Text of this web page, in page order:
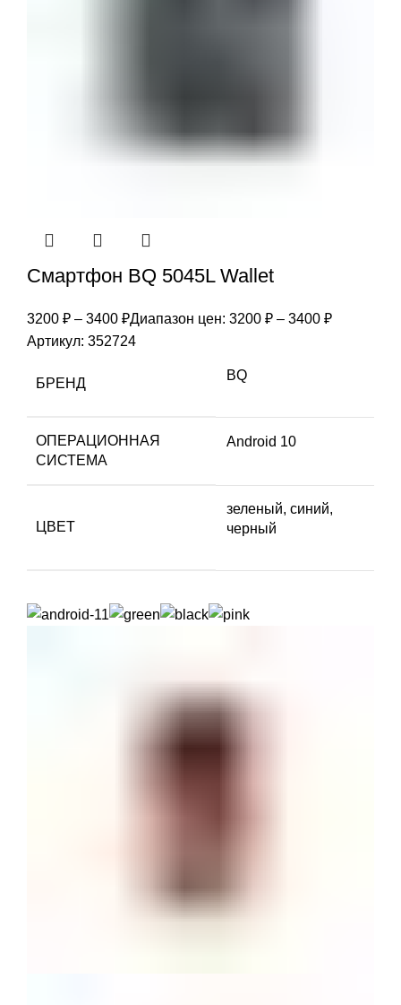
Смартфон BQ 5045L Wallet
3200 ₽ – 3400 ₽Диапазон цен: 3200 ₽ – 3400 ₽
Артикул: 352724
БРЕНД
BQ
ОПЕРАЦИОННАЯ
СИСТЕМА
Android 10
ЦВЕТ
зеленый, синий,
черный